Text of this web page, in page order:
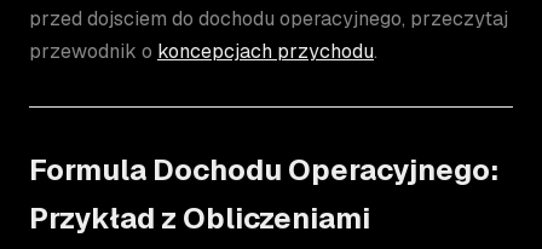
przed dojsciem do dochodu operacyjnego, przeczytaj
przewodnik o koncepcjach przychodu.
Formula Dochodu Operacyjnego:
Przykład z Obliczeniami